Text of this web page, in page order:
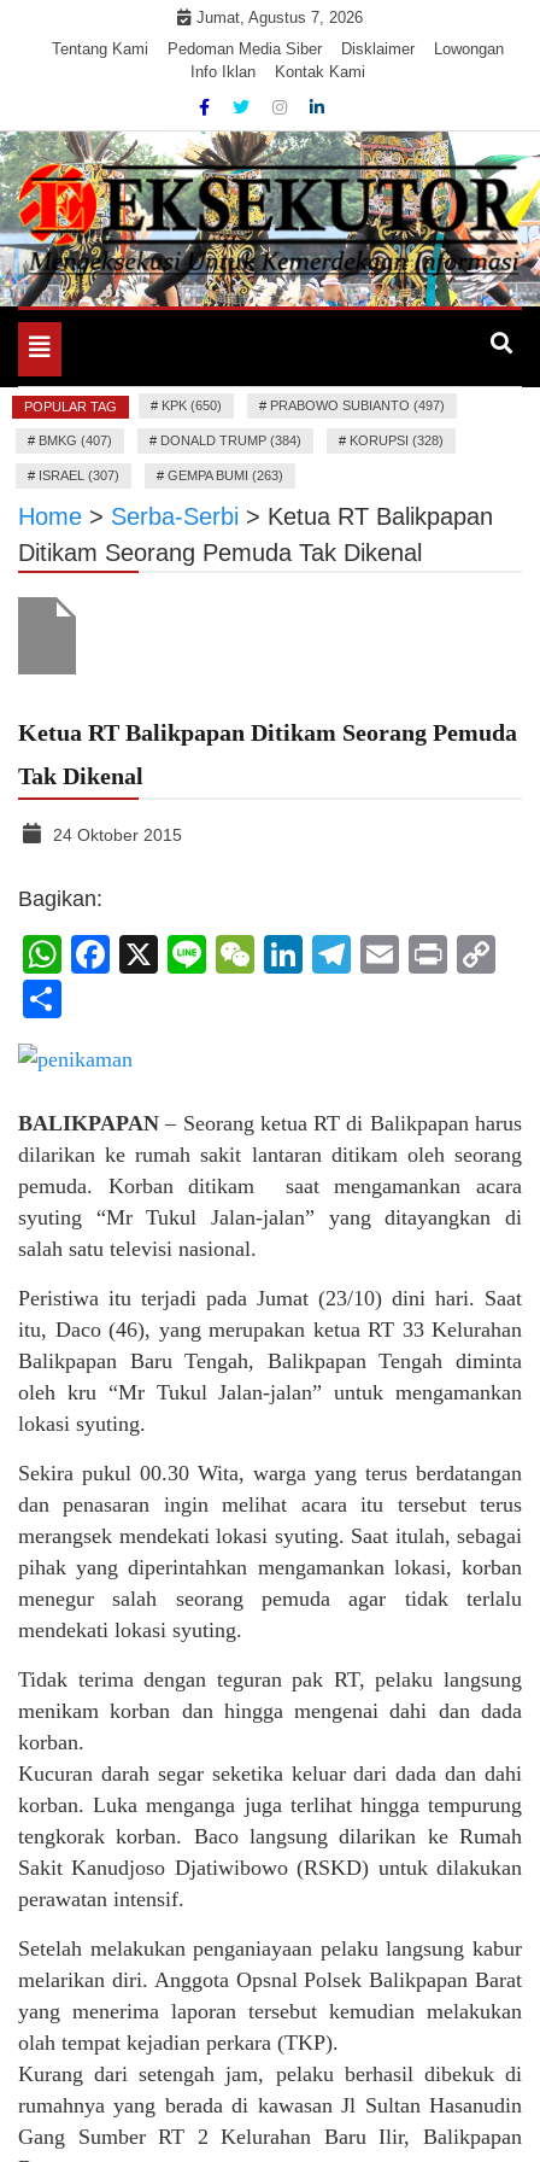
Jumat, Agustus 7, 2026
Tentang Kami
Pedoman Media Siber Disklaimer
Lowongan
Info Iklan
Kontak Kami
EKSEKUTOR
Mengeksekusi Berita Untuk Kemerdekaan dan Keadilan
Toggle
navigation
POPULAR TAG # KPK (650) # PRABOWO SUBIANTO (497)
# BMKG (407) # DONALD TRUMP (384) # KORUPSI (328)
# ISRAEL (307) # GEMPA BUMI (263)
Home > Serba-Serbi > Ketua RT Balikpapan
Ditikam Seorang Pemuda Tak Dikenal
Ketua RT Balikpapan Ditikam Seorang Pemuda
Tak Dikenal
24 Oktober 2015
Bagikan:
WhatsApp
Facebook
X LineWeChat
LinkedIn
Telegram
Email
Print
BALIKPAPAN – Seorang ketua RT di Balikpapan harus
dilarikan ke rumah sakit lantaran ditikam oleh seorang
pemuda. Korban ditikam saat mengamankan acara
syuting “Mr Tukul Jalan-jalan” yang ditayangkan di
salah satu televisi nasional.
Peristiwa itu terjadi pada Jumat (23/10) dini hari. Saat
itu, Daco (46), yang merupakan ketua RT 33 Kelurahan
Balikpapan Baru Tengah, Balikpapan Tengah diminta
oleh kru “Mr Tukul Jalan-jalan” untuk mengamankan
lokasi syuting.
Sekira pukul 00.30 Wita, warga yang terus berdatangan
dan penasaran ingin melihat acara itu tersebut terus
merangsek mendekati lokasi syuting. Saat itulah, sebagai
pihak yang diperintahkan mengamankan lokasi, korban
menegur salah seorang pemuda agar tidak terlalu
mendekati lokasi syuting.
Tidak terima dengan teguran pak RT, pelaku langsung
menikam korban dan hingga mengenai dahi dan dada
korban.
Kucuran darah segar seketika keluar dari dada dan dahi
korban. Luka menganga juga terlihat hingga tempurung
tengkorak korban. Baco langsung dilarikan ke Rumah
Sakit Kanudjoso Djatiwibowo (RSKD) untuk dilakukan
perawatan intensif.
Setelah melakukan penganiayaan pelaku langsung kabur
melarikan diri. Anggota Opsnal Polsek Balikpapan Barat
yang menerima laporan tersebut kemudian melakukan
olah tempat kejadian perkara (TKP).
Kurang dari setengah jam, pelaku berhasil dibekuk di
rumahnya yang berada di kawasan Jl Sultan Hasanudin
Gang Sumber RT 2 Kelurahan Baru Ilir, Balikpapan